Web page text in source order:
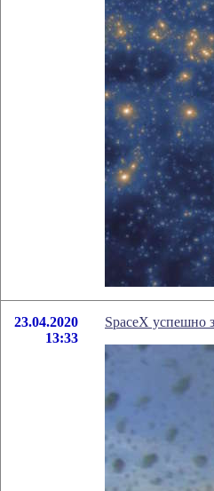
23.04.2020
13:33
SpaceX успешно